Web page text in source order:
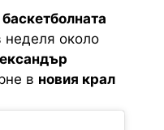
неделя около
в новия крал